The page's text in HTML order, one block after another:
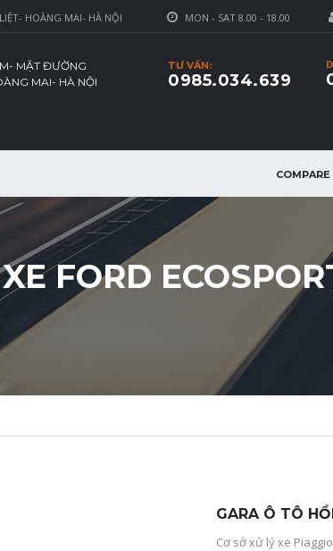
MON - SAT 8.00 - 18.00
HOÀNG MAI- HÀ NỘI
TƯ VẤN:
0985.034.639
MẶT ĐƯỜNG
MAI- HÀ NỘI
COMPARE
FORD
GARA Ô TÔ
Cơ sở xử lý xe